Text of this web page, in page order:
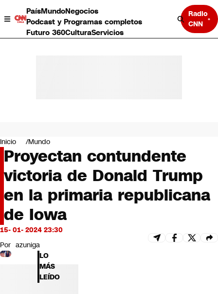
PaísMundoNegocios
Podcast y Programas completos
Futuro 360CulturaServicios
Radio
CNN
Negocios
Deportes
Programas completos
Cultura
Servicios
Bits
CNN tiempo
Futuro 360
Inicio Mundo
Proyectan contundente
victoria de Donald Trump
en la primaria republicana
de Iowa
15- 01- 2024 23:30
Por azuniga
LO
MÁS
LEÍDO